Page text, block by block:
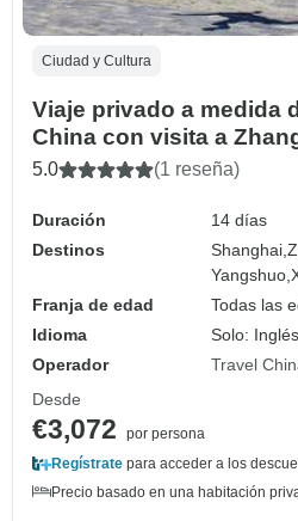
Ciudad y Cultura
Viaje privado a medida
China con visita a
guiado
5.0 (1 reseña)
Duración
14 días
Destinos
Shanghai,
Yangshuo,
Franja de edad
Todas las
Idioma
Solo: Inglés
Operador
Travel
Desde
€3,072
por persona
Regístrate para acceder a los
Precio basado en una habitación